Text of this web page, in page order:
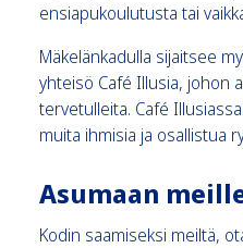
ensiapukoulutusta tai
Mäkelänkadulla sijaitsee
yhteisö Café Illusia, johon
tervetulleita. Café
muita ihmisia ja osallistua
Asumaan
Kodin saamiseksi meiltä,